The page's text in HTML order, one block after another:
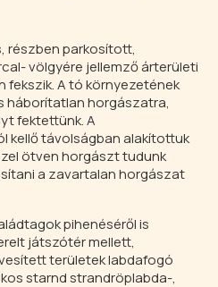
részben parkosított,
völgyére jellemző árterületi
fekszik. A tó környezetének
háborítatlan horgászatra,
fektettünk. A
kellő távolságban alakítottuk
ötven horgászt tudunk
a zavartalan horgászat
pihenéséről is
játszótér mellett,
területek labdafogó
starnd strandröplabda-,